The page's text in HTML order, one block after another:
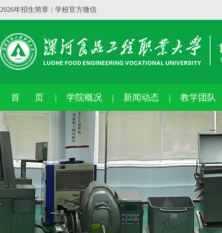
2026年招生简章 学校官方微信
首 页 学院概况 新闻动态 教学团队